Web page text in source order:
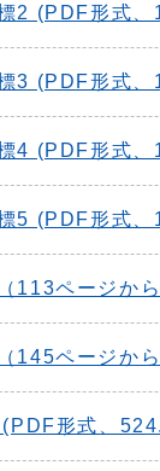
2 (PDF形式、
3 (PDF形式、
4 (PDF形式、
5 (PDF形式、
113ページか
145ページか
(PDF形式、